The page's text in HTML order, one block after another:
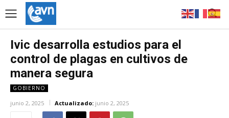
Ivic desarrolla estudios para el
control de plagas en cultivos de
manera segura
GOBIERNO
junio 2, 2025 Actualizado: junio 2, 2025